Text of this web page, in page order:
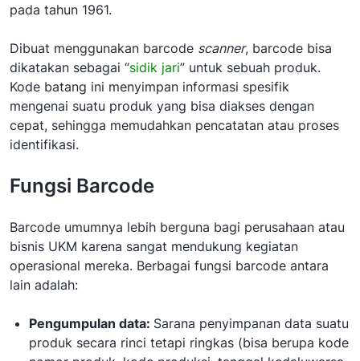
pada tahun 1961.
Dibuat menggunakan barcode scanner, barcode bisa
dikatakan sebagai “sidik jari” untuk sebuah produk.
Kode batang ini menyimpan informasi spesifik
mengenai suatu produk yang bisa diakses dengan
cepat, sehingga memudahkan pencatatan atau proses
identifikasi.
Fungsi Barcode
Barcode umumnya lebih berguna bagi perusahaan atau
bisnis UKM karena sangat mendukung kegiatan
operasional mereka. Berbagai fungsi barcode antara
lain adalah:
Pengumpulan data: Sarana penyimpanan data suatu
produk secara rinci tetapi ringkas (bisa berupa kode